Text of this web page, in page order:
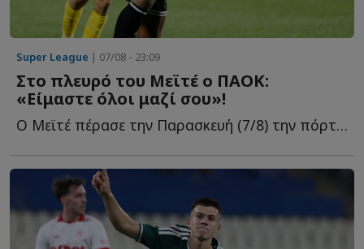
Super League | 07/08 - 23:09
Στο πλευρό του Μεϊτέ ο ΠΑΟΚ:
«Είμαστε όλοι μαζί σου»!
Ο Μεϊτέ πέρασε την Παρασκευή (7/8) την πόρτα του χειρουργείου γ...